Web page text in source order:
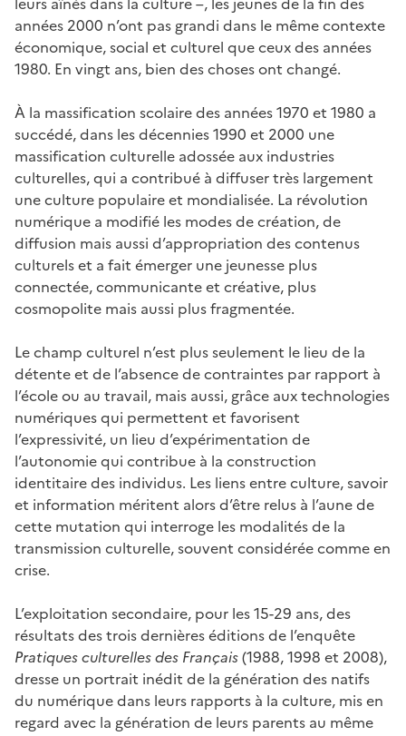
années 2000 n’ont pas grandi dans le même contexte
économique, social et culturel que ceux des années
1980. En vingt ans, bien des choses ont changé.
À la massification scolaire des années 1970 et 1980 a
succédé, dans les décennies 1990 et 2000 une
massification culturelle adossée aux industries
culturelles, qui a contribué à diffuser très largement
une culture populaire et mondialisée. La révolution
numérique a modifié les modes de création, de
diffusion mais aussi d’appropriation des contenus
culturels et a fait émerger une jeunesse plus
connectée, communicante et créative, plus
cosmopolite mais aussi plus fragmentée.
Le champ culturel n’est plus seulement le lieu de la
détente et de l’absence de contraintes par rapport à
l’école ou au travail, mais aussi, grâce aux technologies
numériques qui permettent et favorisent
l’expressivité, un lieu d’expérimentation de
l’autonomie qui contribue à la construction
identitaire des individus. Les liens entre culture, savoir
et information méritent alors d’être relus à l’aune de
cette mutation qui interroge les modalités de la
transmission culturelle, souvent considérée comme en
crise.
L’exploitation secondaire, pour les 15-29 ans, des
résultats des trois dernières éditions de l’enquête
Pratiques culturelles des Français(1988, 1998 et 2008),
dresse un portrait inédit de la génération des natifs
du numérique dans leurs rapports à la culture, mis en
regard avec la génération de leurs parents au même